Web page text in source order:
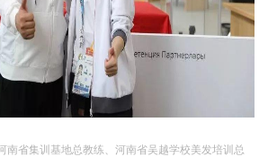
南省集训基地总教练、河南省吴越学校美发培训总